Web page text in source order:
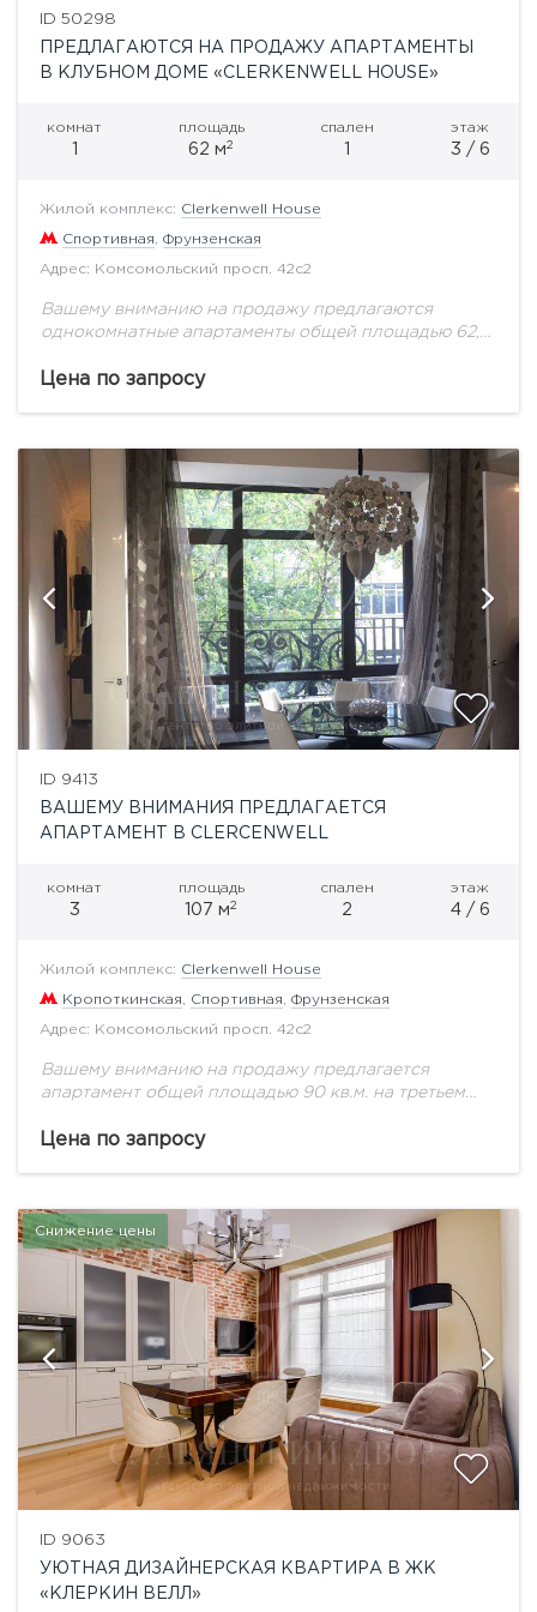
ID 50298
ПРЕДЛАГАЮТСЯ НА ПРОДАЖУ АПАРТАМЕНТЫ
В КЛУБНОМ ДОМЕ «CLERKENWELL HOUSE»
комнат
1
площадь
62 м2
спален
1
этаж
3 / 6
Жилой комплекс: Clerkenwell House
Спортивная Фрунзенская
Адрес: Комсомольский просп. 42с2
Вашему вниманию на продажу предлагаются
однокомнатные апартаменты общей площадью 62,9
House".Апартамент с высококачественным
Цена по запросу
ID 9413
ВАШЕМУ ВНИМАНИЯ ПРЕДЛАГАЕТСЯ
АПАРТАМЕНТ В CLERCENWELL
комнат
3
площадь
107 м2
спален
2
этаж
4 / 6
Жилой комплекс: Clerkenwell House
Кропоткинская Спортивная Фрунзенская
Адрес: Комсомольский просп. 42с2
Вашему вниманию на продажу предлагается
апартамент общей площадью 90 кв.м. на третьем
:прихожая с гардеробной комнатой, гостевой сан
Цена по запросу
Снижение цены
ID 9063
УЮТНАЯ ДИЗАЙНЕРСКАЯ КВАРТИРА В ЖК
«КЛЕРКИН ВЕЛЛ»